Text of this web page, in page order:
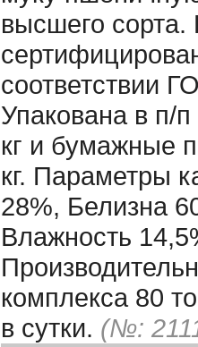
высшего сорта.
соответствии
Упакована в п/
кг и бумажные
кг. Параметры
28%, Белизна
Влажность
комплекса 80
в сутки. (№: